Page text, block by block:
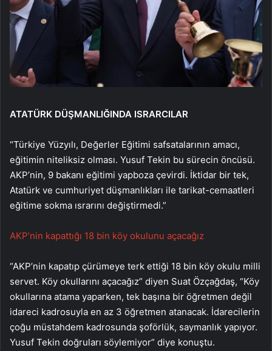
ATATÜRK DÜŞMANLIĞINDA ISRARCILAR
“Türkiye Yüzyılı, Değerler Eğitimi safsatalarının amacı,
eğitimin niteliksiz olması. Yusuf Tekin bu sürecin öncüsü.
AKP’nin, 9 bakanı eğitimi yapboza çevirdi. İktidar bir tek,
Atatürk ve cumhuriyet düşmanlıkları ile tarikat-cemaatleri
eğitime sokma ısrarını değiştirmedi.”
AKP’nin kapattığı 18 bin köy okulunu açacağız
“AKP’nin kapatıp çürümeye terk ettiği 18 bin köy okulu milli
servet. Köy okullarını açacağız” diyen Suat Özçağdaş, “Köy
okullarına atama yaparken, tek başına bir öğretmen değil
idareci kadrosuyla en az 3 öğretmen atanacak. İdarecilerin
çoğu müstahdem kadrosunda şoförlük, saymanlık yapıyor.
Yusuf Tekin doğruları söylemiyor” diye konuştu.